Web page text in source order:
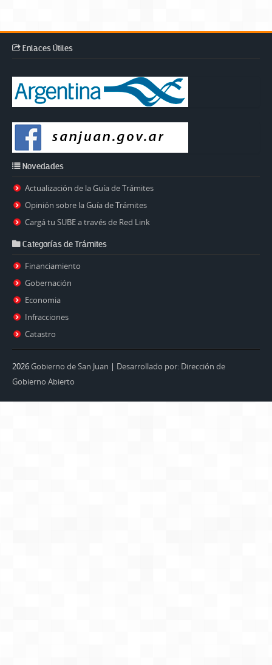
Enlaces Útiles
Novedades
Actualización de la Guía de Trámites
Opinión sobre la Guía de Trámites
Cargá tu SUBE a través de Red Link
Categorías de Trámites
Financiamiento
Gobernación
Economia
Infracciones
Catastro
2026Gobierno de San Juan | Desarrollado por: Dirección de
Gobierno Abierto